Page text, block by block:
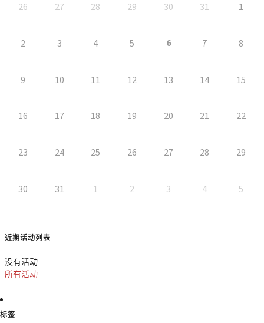
26 27 28 29 30 31 1
2 3 4 5 6 7 8
9 10 11 12 13 14 15
16 17 18 19 20 21 22
23 24 25 26 27 28 29
30 31 1 2 3 4 5
近期活动列表
没有活动
所有活动
标签